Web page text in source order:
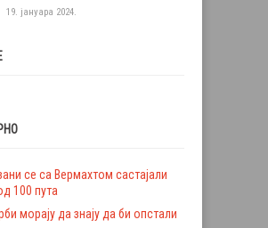
19. јануара 2024.
се са Вермахтом састајали
100 пута
морају да знају да би опстали